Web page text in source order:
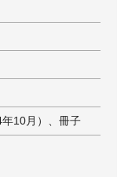
10月）、冊子